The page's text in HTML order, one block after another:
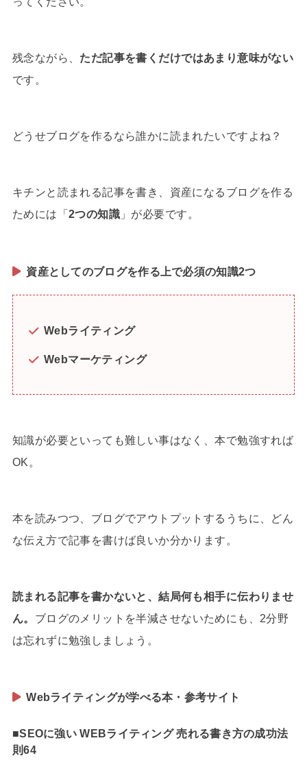
残念ながら、 ただ記事を書くだけではあまり意味がない
です。
どうせブログを作るなら誰かに読まれたいですよね？
キチンと読まれる記事を書き、資産になるブログを作る
ためには「 2つの知識 」が必要です。
資産としてのブログを作る上で必須の知識2つ
Webライティング
Webマーケティング
知識が必要といっても難しい事はなく、本で勉強すれば
OK。
本を読みつつ、ブログでアウトプットするうちに、どん
な伝え方で記事を書けば良いか分かります。
読まれる記事を書かないと、結局何も相手に伝わりませ
ん。 ブログのメリットを半減させないためにも、2分野
は忘れずに勉強しましょう。
Webライティングが学べる本・参考サイト
■SEOに強い WEBライティング 売れる書き方の成功法
則64